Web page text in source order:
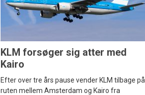
KLM forsøger sig atter med
Kairo
Efter over tre års pause vender KLM tilbage på
ruten mellem Amsterdam og Kairo fra